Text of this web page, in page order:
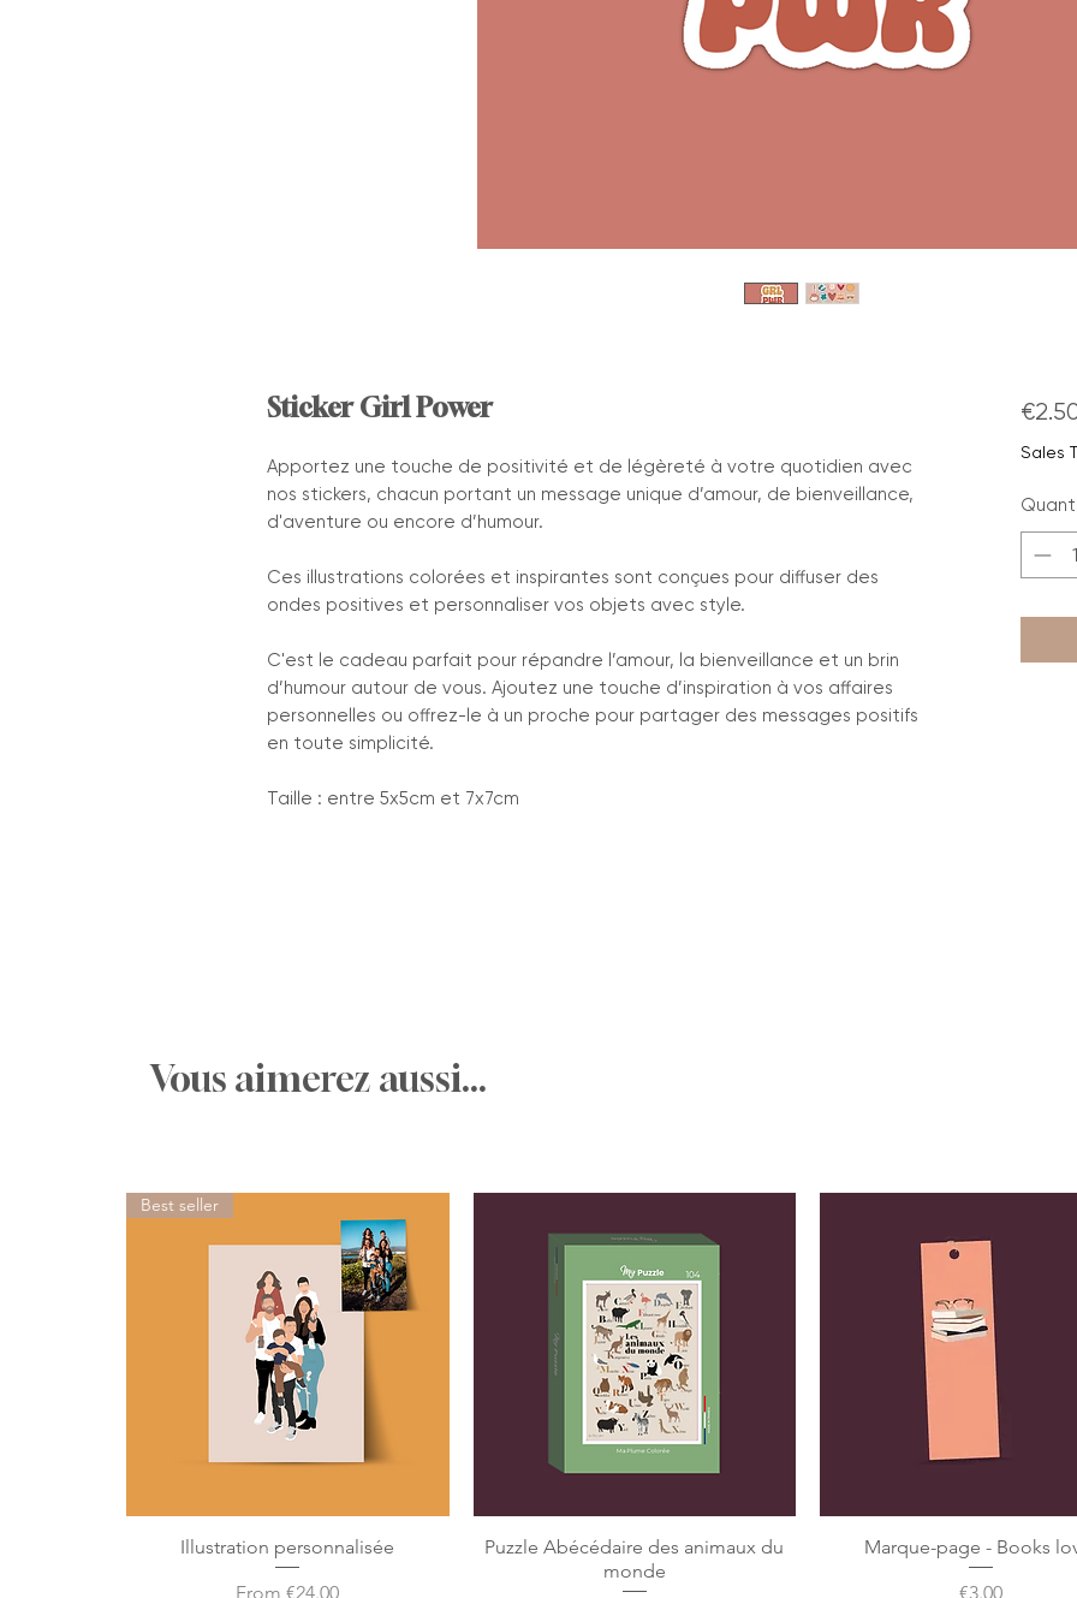
Sticker Girl Power
Apportez une touche de positivité et de légèreté à votre quotidien avec
nos stickers, chacun portant un message unique d’amour, de bienveillance,
d'aventure ou encore d’humour.
Ces illustrations colorées et inspirantes sont conçues pour diffuser des
ondes positives et personnaliser vos objets avec style.
C'est le cadeau parfait pour répandre l’amour, la bienveillance et un brin
d’humour autour de vous. Ajoutez une touche d’inspiration à vos affaires
personnelles ou offrez-le à un proche pour partager des messages positifs
en toute simplicité.
Taille : entre 5x5cm et 7x7cm
Sales
Vous aimerez aussi...
Best seller
Illustration personnalisée
From€24.00
Sale Price
Puzzle Abécédaire des animaux du
monde
Marque-page - Books
Price
€3.00